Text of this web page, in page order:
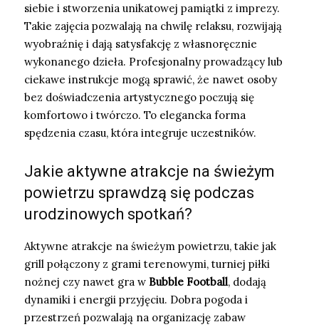
siebie i stworzenia unikatowej pamiątki z imprezy.
Takie zajęcia pozwalają na chwilę relaksu, rozwijają
wyobraźnię i dają satysfakcję z własnoręcznie
wykonanego dzieła. Profesjonalny prowadzący lub
ciekawe instrukcje mogą sprawić, że nawet osoby
bez doświadczenia artystycznego poczują się
komfortowo i twórczo. To elegancka forma
spędzenia czasu, która integruje uczestników.
Jakie aktywne atrakcje na świeżym
powietrzu sprawdzą się podczas
urodzinowych spotkań?
Aktywne atrakcje na świeżym powietrzu, takie jak
grill połączony z grami terenowymi, turniej piłki
nożnej czy nawet gra w Bubble Football, dodają
dynamiki i energii przyjęciu. Dobra pogoda i
przestrzeń pozwalają na organizację zabaw